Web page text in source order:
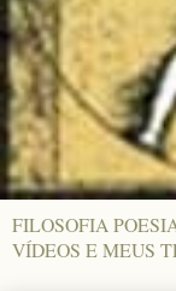
FILOSOFIA
VÍDEOS E MEUS